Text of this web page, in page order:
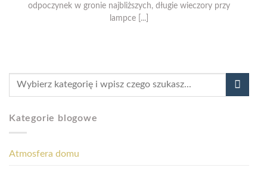
odpoczynek w gronie najbliższych, długie wieczory przy
lampce [...]
Kategorie blogowe
Atmosfera domu